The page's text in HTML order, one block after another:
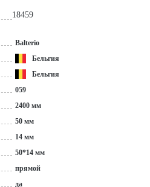
18459
Balterio
Бельгия
Бельгия
059
2400 мм
50 мм
14 мм
50*14 мм
прямой
да